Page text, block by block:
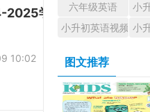
2025学年六年级下学期
10:02
六年级英语
小
小升初英语视频教程
小
图文推荐